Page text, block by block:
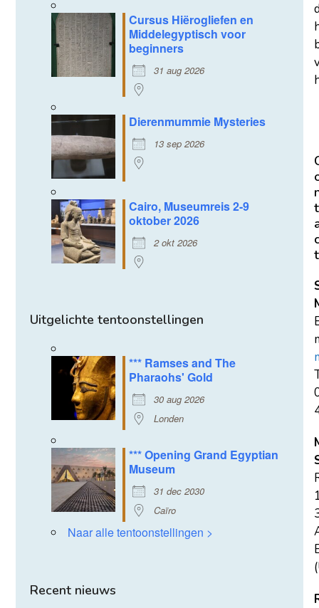
Cursus Hiërogliefen en
Middelegyptisch voor
beginners
31 aug 2026
Dierenmummie Mysteries
13 sep 2026
Cairo, Museumreis 2-9
oktober 2026
2 okt 2026
Uitgelichte tentoonstellingen
*** Ramses and The
Pharaohs' Gold
30 aug 2026
Londen
*** Opening Grand Egyptian
Museum
31 dec 2030
Caïro
Naar alle tentoonstellingen >
Recent nieuws
t
t